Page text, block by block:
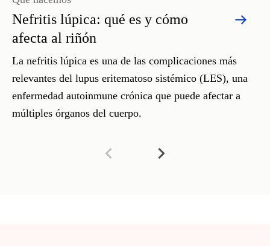
Nefritis lúpica: qué es y cómo
afecta al riñón
La nefritis lúpica es una de las complicaciones más
relevantes del lupus eritematoso sistémico (LES), una
enfermedad autoinmune crónica que puede afectar a
múltiples órganos del cuerpo.